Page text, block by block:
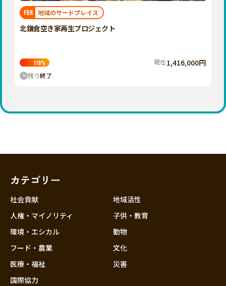
神奈川
石川
近畿
福岡 佐賀 長崎
宮崎
鹿児島 沖縄
FOR 地域のサードプレイス
北鎌倉空き家再生プロジェクト
118% 現在1,416,000円
残り終了
カテゴリー
社会貢献
人権・マイノリティ
環境・エシカル
フード・農業
医療・福祉
国際協力
地域活性
子供・教育
動物
文化
災害